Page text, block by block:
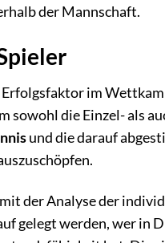
der Mannschaft.
im
sowohl die Einzel- als
und die darauf
der Analyse der
gelegt werden, wer in